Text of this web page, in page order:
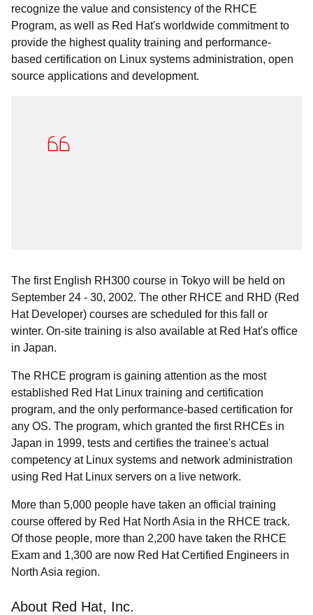
recognize the value and consistency of the RHCE
Program, as well as Red Hat's worldwide commitment to
provide the highest quality training and performance-
based certification on Linux systems administration, open
source applications and development.
The first English RH300 course in Tokyo will be held on
September 24 - 30, 2002. The other RHCE and RHD (Red
Hat Developer) courses are scheduled for this fall or
winter. On-site training is also available at Red Hat's office
in Japan.
The RHCE program is gaining attention as the most
established Red Hat Linux training and certification
program, and the only performance-based certification for
any OS. The program, which granted the first RHCEs in
Japan in 1999, tests and certifies the trainee's actual
competency at Linux systems and network administration
using Red Hat Linux servers on a live network.
More than 5,000 people have taken an official training
course offered by Red Hat North Asia in the RHCE track.
Of those people, more than 2,200 have taken the RHCE
Exam and 1,300 are now Red Hat Certified Engineers in
North Asia region.
About Red Hat, Inc.